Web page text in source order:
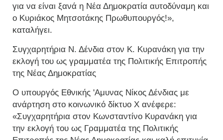
για να είναι ξανά η Νέα Δημοκρατία αυτοδύναμη και
ο Κυριάκος Μητσοτάκης Πρωθυπουργός!»,
καταλήγει.
Συγχαρητήρια Ν. Δένδια στον Κ. Κυρανάκη για την
εκλογή του ως γραμματέα της Πολιτικής Επιτροπής
της Νέας Δημοκρατίας
Ο υπουργός Εθνικής 'Αμυνας Νίκος Δένδιας με
ανάρτηση στο κοινωνικό δίκτυο Χ ανέφερε:
«Συγχαρητήρια στον Κωνσταντίνο Κυρανάκη για
την εκλογή του ως Γραμματέα της Πολιτικής